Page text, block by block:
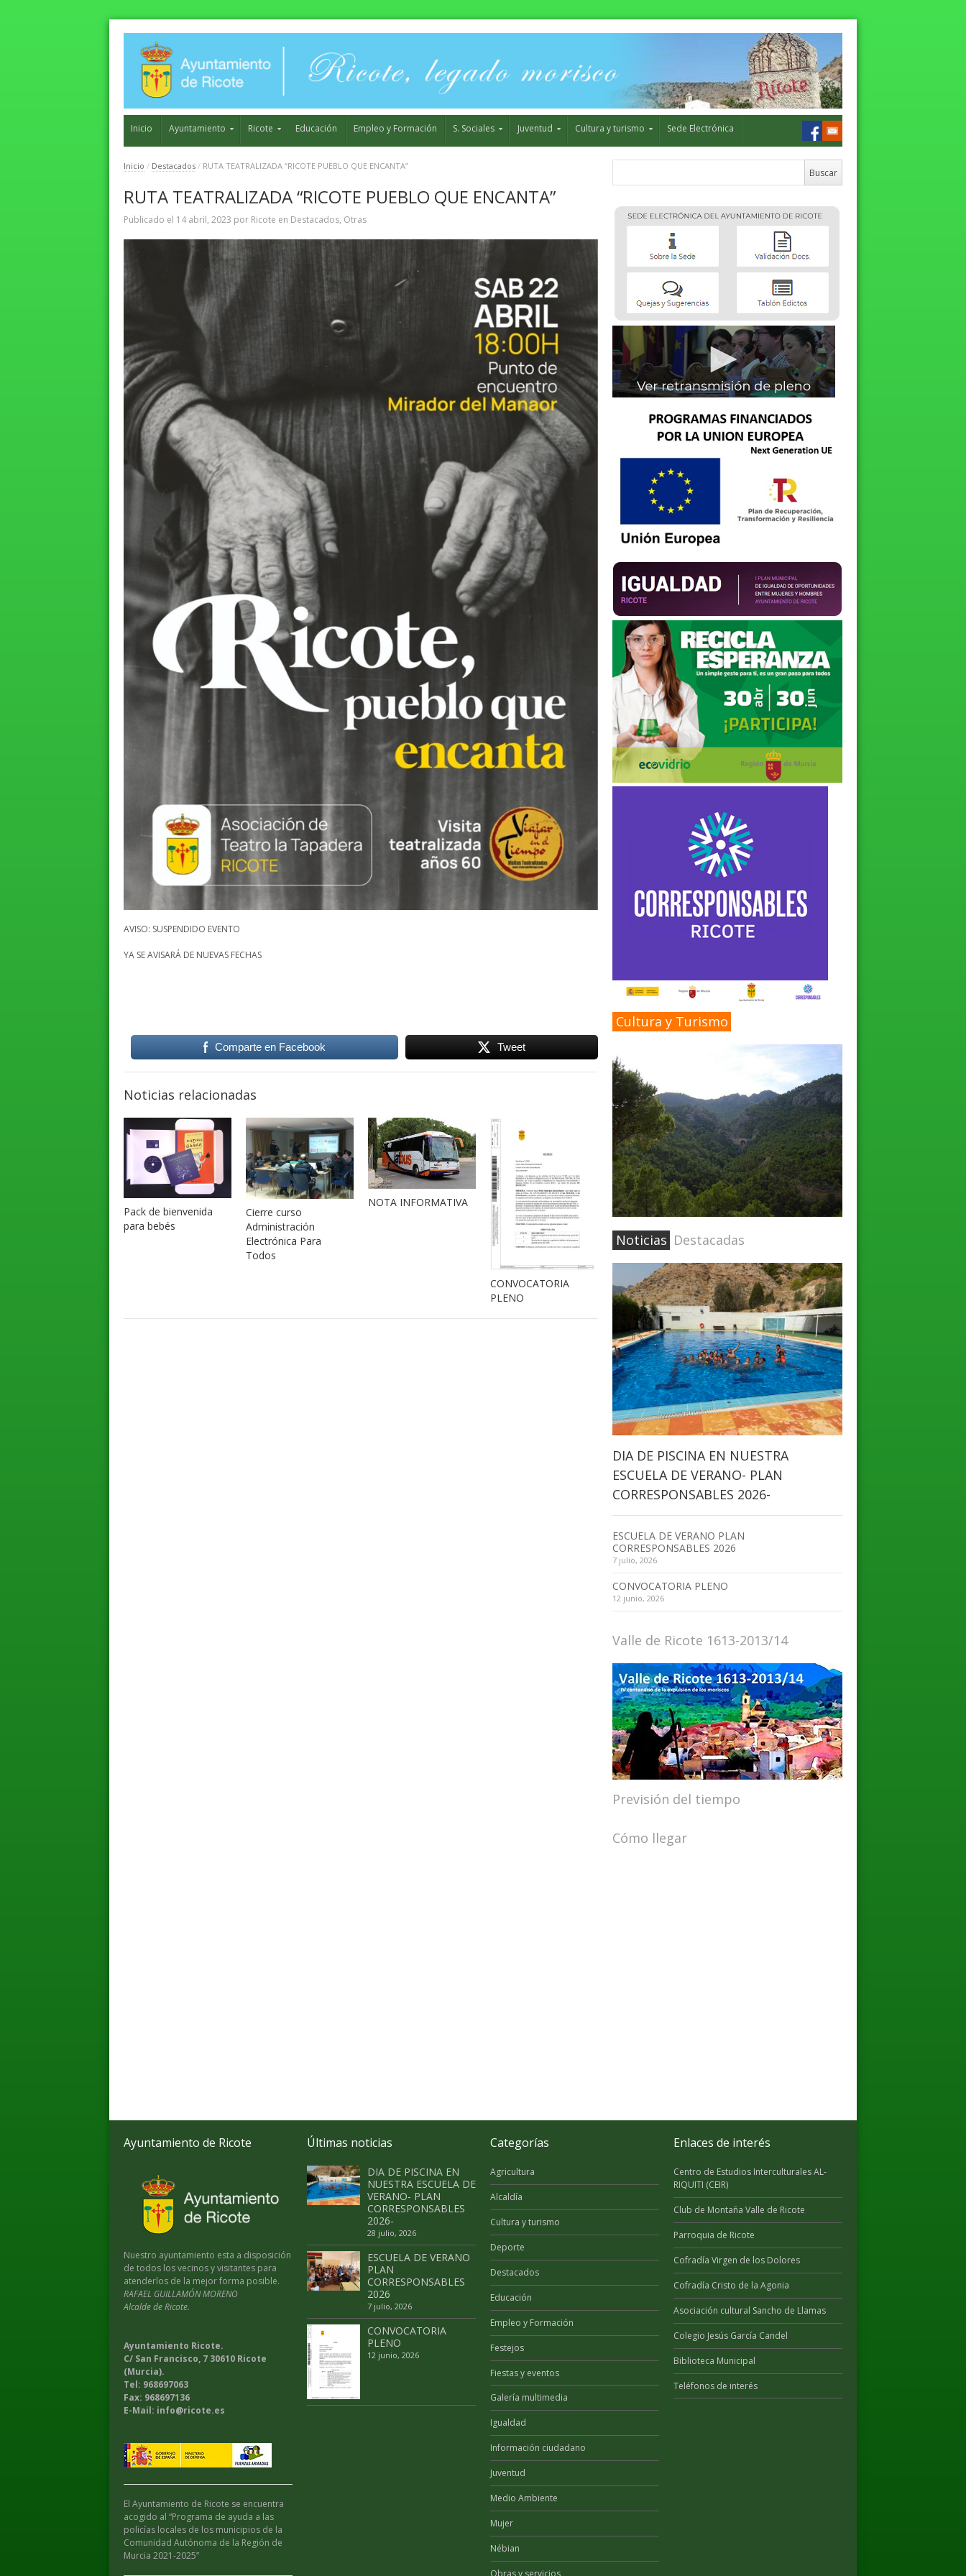
Inicio Ayuntamiento Ricote Educación Empleo y Formación S. Sociales Juventud Cultura y turismo Sede Electrónica
Inicio / Destacados / RUTA TEATRALIZADA “RICOTE PUEBLO QUE ENCANTA”
RUTA TEATRALIZADA “RICOTE PUEBLO QUE ENCANTA”
Publicado el 14 abril, 2023 por Ricote en Destacados, Otras
AVISO: SUSPENDIDO EVENTO
YA SE AVISARÁ DE NUEVAS FECHAS
Comparte en Facebook Tweet
Noticias relacionadas
Pack de bienvenida
para bebés
Cierre curso
Administración
Electrónica Para
Todos
NOTA INFORMATIVA
CONVOCATORIA
PLENO
Cultura y Turismo
Noticias Destacadas
DIA DE PISCINA EN NUESTRA
ESCUELA DE VERANO- PLAN
CORRESPONSABLES 2026-
ESCUELA DE VERANO PLAN
CORRESPONSABLES 2026
7 julio, 2026
CONVOCATORIA PLENO
12 junio, 2026
Valle de Ricote 1613-2013/14
Previsión del tiempo
Cómo llegar
Ayuntamiento de Ricote
Nuestro ayuntamiento esta a disposición
de todos los vecinos y visitantes para
atenderlos de la mejor forma posible.
RAFAEL GUILLAMÓN MORENO
Alcalde de Ricote.
Ayuntamiento Ricote.
C/ San Francisco, 7 30610 Ricote
(Murcia).
Tel: 968697063
Fax: 968697136
E-Mail: info@ricote.es
El Ayuntamiento de Ricote se encuentra
acogido al “Programa de ayuda a las
policías locales de los municipios de la
Comunidad Autónoma de la Región de
Murcia 2021-2025”
Últimas noticias
DIA DE PISCINA EN
NUESTRA ESCUELA DE
VERANO- PLAN
CORRESPONSABLES
2026-
28 julio, 2026
ESCUELA DE VERANO
PLAN
CORRESPONSABLES
2026
7 julio, 2026
CONVOCATORIA
PLENO
12 junio, 2026
Categorías
Agricultura
Alcaldía
Cultura y turismo
Deporte
Destacados
Educación
Empleo y Formación
Festejos
Fiestas y eventos
Galería multimedia
Igualdad
Información ciudadano
Juventud
Medio Ambiente
Mujer
Nébian
Enlaces de interés
Centro de Estudios Interculturales AL-
RIQUITI (CEIR)
Club de Montaña Valle de Ricote
Parroquia de Ricote
Cofradía Virgen de los Dolores
Cofradía Cristo de la Agonia
Asociación cultural Sancho de Llamas
Colegio Jesús García Candel
Biblioteca Municipal
Teléfonos de interés